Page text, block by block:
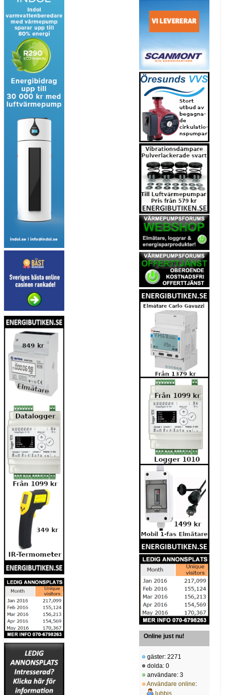
Online just nu!
gäster: 2271
dolda: 0
användare: 3
Användare online:
lubbis